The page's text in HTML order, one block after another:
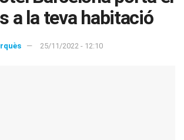
a la teva habitació
25/11/2022 - 12:10